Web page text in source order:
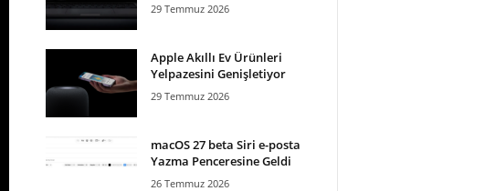
29 Temmuz 2026
Apple Akıllı Ev Ürünleri
Yelpazesini Genişletiyor
29 Temmuz 2026
macOS 27 beta Siri e-posta
Yazma Penceresine Geldi
26 Temmuz 2026